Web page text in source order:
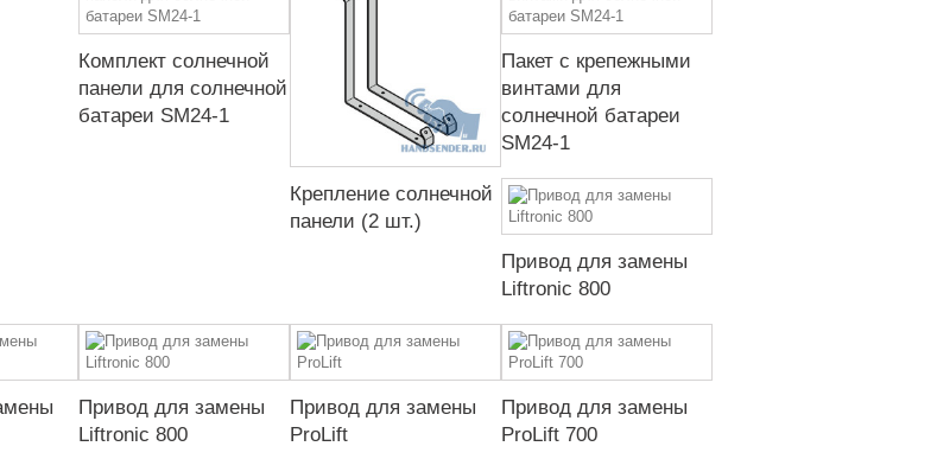
Комплект солнечной
панели для солнечной
батареи SM24-1
Крепление солнечной
панели (2 шт.)
Пакет с крепежными
винтами для
солнечной батареи
SM24-1
Привод для замены
Liftronic 800
Привод для замены
Liftronic 800
Привод для замены
ProLift
Привод для замены
ProLift 700